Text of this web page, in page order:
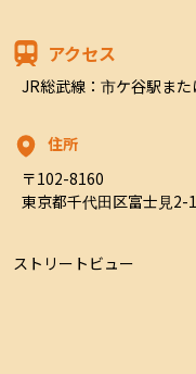
アクセス
JR総武線：市ケ谷駅ま
住所
〒102-8160
東京都千代田区富士見2-
ストリートビュー